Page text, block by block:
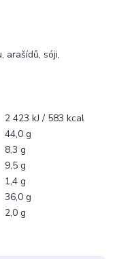
arašídů, sóji,
2 423 kJ / 583 kcal
44,0 g
8,3 g
9,5 g
1,4 g
36,0 g
2,0 g